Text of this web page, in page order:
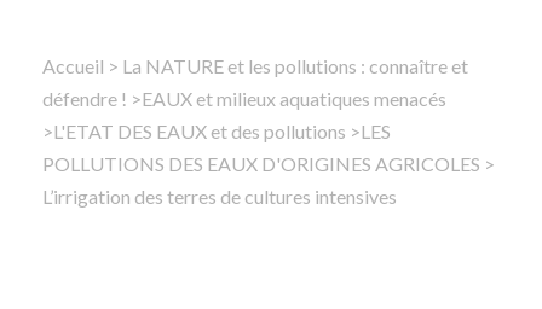
Rechercher
Accueil > La NATURE et les pollutions : connaître et
défendre ! >EAUX et milieux aquatiques menacés
>L'ETAT DES EAUX et des pollutions >LES
POLLUTIONS DES EAUX D'ORIGINES AGRICOLES >
L’irrigation des terres de cultures intensives